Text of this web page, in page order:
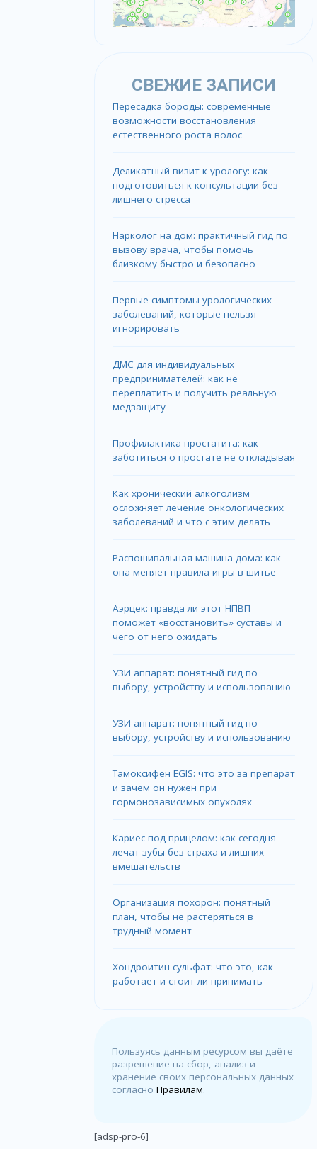
СВЕЖИЕ ЗАПИСИ
Пересадка бороды: современные
возможности восстановления
естественного роста волос
Деликатный визит к урологу: как
подготовиться к консультации без
лишнего стресса
Нарколог на дом: практичный гид по
вызову врача, чтобы помочь
близкому быстро и безопасно
Первые симптомы урологических
заболеваний, которые нельзя
игнорировать
ДМС для индивидуальных
предпринимателей: как не
переплатить и получить реальную
медзащиту
Профилактика простатита: как
заботиться о простате не откладывая
Как хронический алкоголизм
осложняет лечение онкологических
заболеваний и что с этим делать
Распошивальная машина дома: как
она меняет правила игры в шитье
Аэрцек: правда ли этот НПВП
поможет «восстановить» суставы и
чего от него ожидать
УЗИ аппарат: понятный гид по
выбору, устройству и использованию
УЗИ аппарат: понятный гид по
выбору, устройству и использованию
Тамоксифен EGIS: что это за препарат
и зачем он нужен при
гормонозависимых опухолях
Кариес под прицелом: как сегодня
лечат зубы без страха и лишних
вмешательств
Организация похорон: понятный
план, чтобы не растеряться в
трудный момент
Хондроитин сульфат: что это, как
работает и стоит ли принимать
Пользуясь данным ресурсом вы даёте
разрешение на сбор, анализ и
хранение своих персональных данных
согласноПравилам.
[adsp-pro-6]